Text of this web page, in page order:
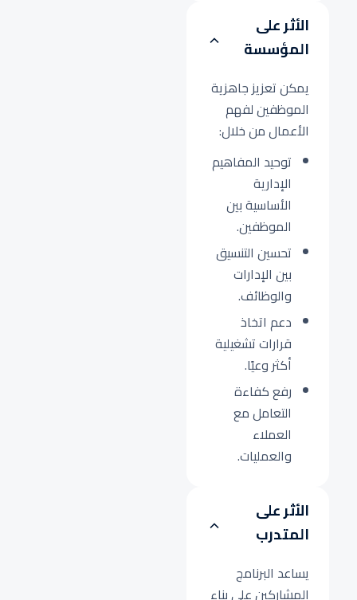
الأثر على
المؤسسة
يمكن تعزيز جاهزية
الموظفين لفهم
الأعمال من خلال:
توحيد المفاهيم
الإدارية
الأساسية بين
الموظفين.
تحسين التنسيق
بين الإدارات
والوظائف.
دعم اتخاذ
قرارات تشغيلية
أكثر وعيًا.
رفع كفاءة
التعامل مع
العملاء
والعمليات.
الأثر على
المتدرب
يساعد البرنامج
المشاركين على بناء